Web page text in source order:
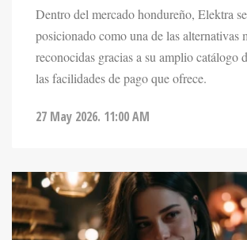
Dentro del mercado hondureño, Elektra
posicionado como una de las alternativas
reconocidas gracias a su amplio catálogo
las facilidades de pago que ofrece.
27 May 2026. 11:00 AM